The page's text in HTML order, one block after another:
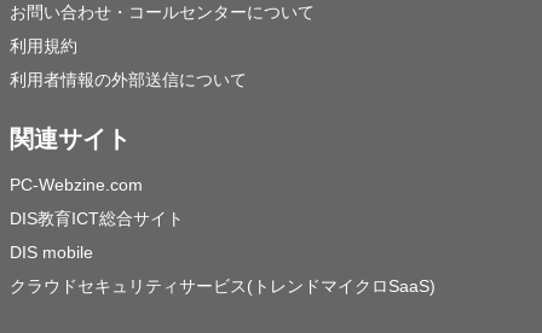
お問い合わせ・コールセンターについて
利用規約
利用者情報の外部送信について
関連サイト
PC-Webzine.com
DIS教育ICT総合サイト
DIS mobile
クラウドセキュリティサービス(トレンドマイクロSaaS)